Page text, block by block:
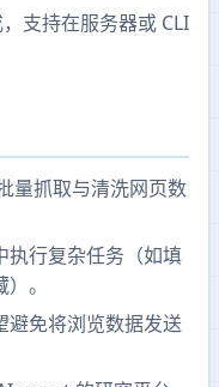
支持在服务器或 CLI
量抓取与清洗网页数
执行复杂任务（如填
。
避免将浏览数据发送